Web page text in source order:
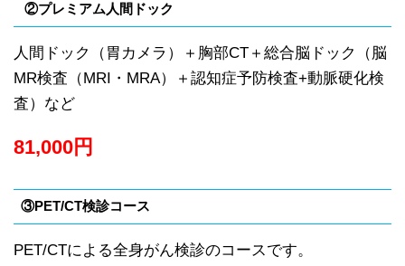
②プレミアム人間ドック
人間ドック（胃カメラ）＋胸部CT＋総合脳ドック（脳
MR検査（MRI・MRA）＋認知症予防検査+動脈硬化検
査）など
81,000円
③PET/CT検診コース
PET/CTによる全身がん検診のコースです。